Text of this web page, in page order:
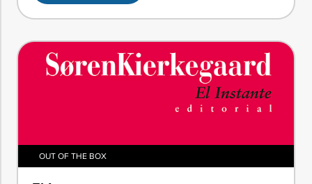
OUT OF THE BOX